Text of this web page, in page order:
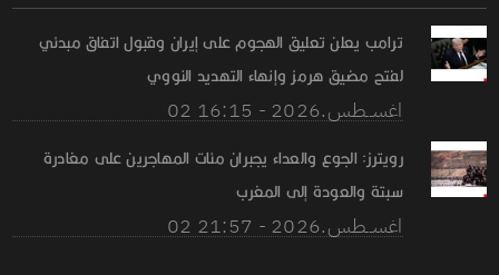
ترامب يعلن تعليق الهجوم على إيران وقبول اتفاق مبدئي
لفتح مضيق هرمز وإنهاء التهديد النووي
02 اغســطس.2026 - 16:15
رويترز: الجوع والعداء يجبران مئات المهاجرين على مغادرة
سبتة والعودة إلى المغرب
02 اغســطس.2026 - 21:57